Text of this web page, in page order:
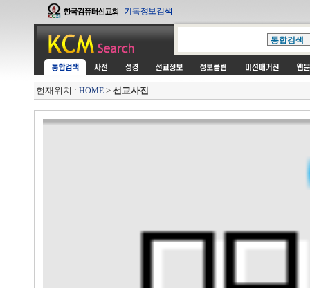
현재위치 : HOME > 선교사진